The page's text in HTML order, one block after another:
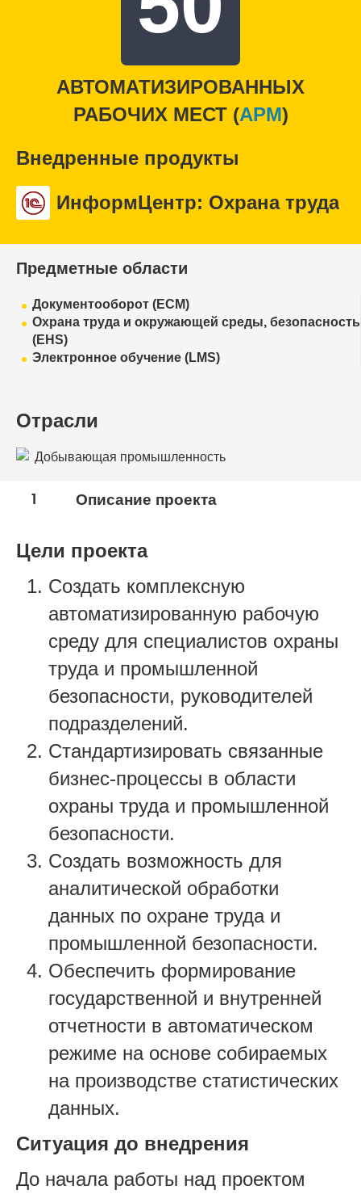
АВТОМАТИЗИРОВАННЫХ
РАБОЧИХ МЕСТ (APM)
Внедренные продукты
ИнформЦентр: Охрана труда
Предметные области
Документооборот (ECM)
Охрана труда и окружающей среды, безопасность
(EHS)
Электронное обучение (LMS)
Отрасли
Добывающая промышленность
1 Описание проекта
Цели проекта
Создать комплексную
автоматизированную рабочую
среду для специалистов охраны
труда и промышленной
безопасности, руководителей
подразделений.
Стандартизировать связанные
бизнес-процессы в области
охраны труда и промышленной
безопасности.
Создать возможность для
аналитической обработки
данных по охране труда и
промышленной безопасности.
Обеспечить формирование
государственной и внутренней
отчетности в автоматическом
режиме на основе собираемых
на производстве статистических
данных.
Ситуация до внедрения
До начала работы над проектом